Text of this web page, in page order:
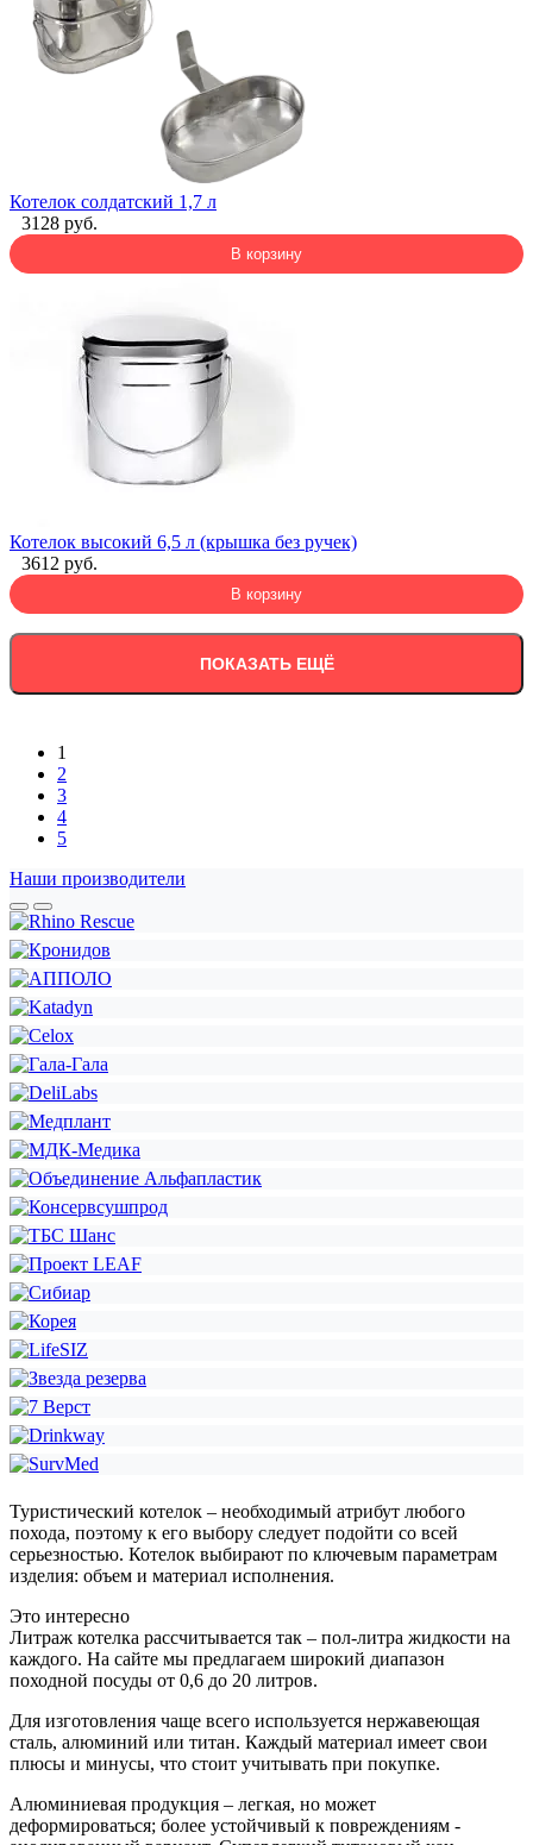
Котелок солдатский 1,7 л
3128 руб.
В корзину
Котелок высокий 6,5 л (крышка без ручек)
3612 руб.
В корзину
ПОКАЗАТЬ ЕЩЁ
1
2
3
4
5
Наши производители
Туристический котелок – необходимый атрибут любого
похода, поэтому к его выбору следует подойти со всей
серьезностью. Котелок выбирают по ключевым параметрам
изделия: объем и материал исполнения.
Это интересно
Литраж котелка рассчитывается так – пол-литра жидкости на
каждого. На сайте мы предлагаем широкий диапазон
походной посуды от 0,6 до 20 литров.
Для изготовления чаще всего используется нержавеющая
сталь, алюминий или титан. Каждый материал имеет свои
плюсы и минусы, что стоит учитывать при покупке.
Алюминиевая продукция – легкая, но может
деформироваться; более устойчивый к повреждениям -